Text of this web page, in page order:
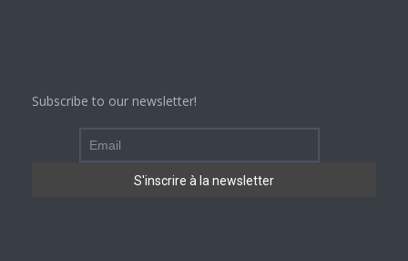
Subscribe to our newsletter!